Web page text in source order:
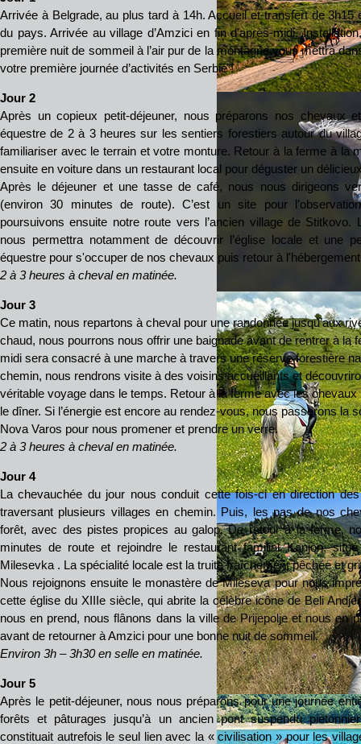
Arrivée à Belgrade, au plus tard à 14h. Accueil et transfert de
du pays. Arrivée au village d’Amzici en fin d’après-midi.
première nuit de sommeil à l’air pur de la montagne vous mettra
votre première journée d’activités en Serbie !
Jour 2
Après un copieux petit-déjeuner, nous préparons nos chevaux
équestre de 2 à 3 heures sur les sentiers forestiers autour du
familiariser avec le terrain et votre monture. Retour à la ferme à la
ensuite en voiture dans un restaurant local pour déguster un
Après le déjeuner et une tasse de café, nous nous dirigeons
(environ 30 minutes de route). C’est un site pour
poursuivons ensuite notre route vers l’ancien village de Stitkovo.
nous permettra notamment de découvrir l’église locale et une
équestre pour s'occuper de nos chevaux puis retour à
2 à 3 heures à cheval en matinée.
Jour 3
Ce matin, nous repartons à cheval pour une randonnée jusqu’aux
chaud, nous pourrons nous offrir une baignade avant de rentrer à la
midi sera consacré à une marche à travers une réserve forestière
chemin, nous rendrons visite à des voisins accueillants et
véritable voyage dans le temps. Retour à la ferme avec les
le dîner. Si l’énergie est encore au rendez-vous, nous passerons la
Nova Varos pour nous promener et prendre un verre.
2 à 3 heures à cheval en matinée.
Jour 4
La chevauchée du jour nous conduit cette fois-ci en direction
traversant plusieurs villages en chemin. Puis, les pas de nos
forêt, avec des pistes propices au galop. De retour à la ferme,
minutes de route et rejoindre le restaurant familial Kanjon,
Milesevka . La spécialité locale est la truite fraîchement pêchée et
Nous rejoignons ensuite le monastère de Mileseva pour nous
cette église du XIIIe siècle, qui abrite la célèbre icône de Beli
nous en prend, nous flânons dans la ville de Prijepolje et nous en
avant de retourner à Amzici pour une bonne nuit de sommeil.
Environ 3h – 3h30 en selle en matinée.
Jour 5
Après le petit-déjeuner, nous nous préparons pour une journée
forêts et pâturages jusqu’à un ancien pont suspendu
constituait autrefois le seul lien avec la « civilisation » pour les